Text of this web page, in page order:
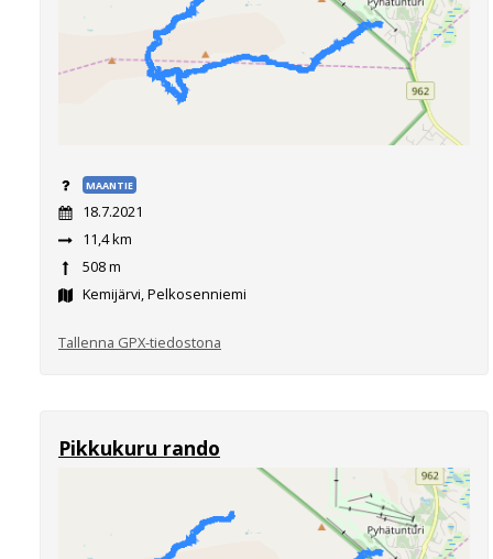
MAANTIE
18.7.2021
11,4 km
508 m
Kemijärvi, Pelkosenniemi
Tallenna GPX-tiedostona
Pikkukuru rando